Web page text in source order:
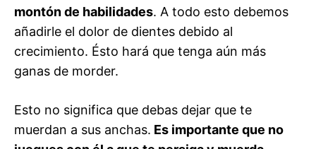
montón de habilidades. A todo esto debemos
añadirle el dolor de dientes debido al
crecimiento. Ésto hará que tenga aún más
ganas de morder.
Esto no significa que debas dejar que te
muerdan a sus anchas. Es importante que no